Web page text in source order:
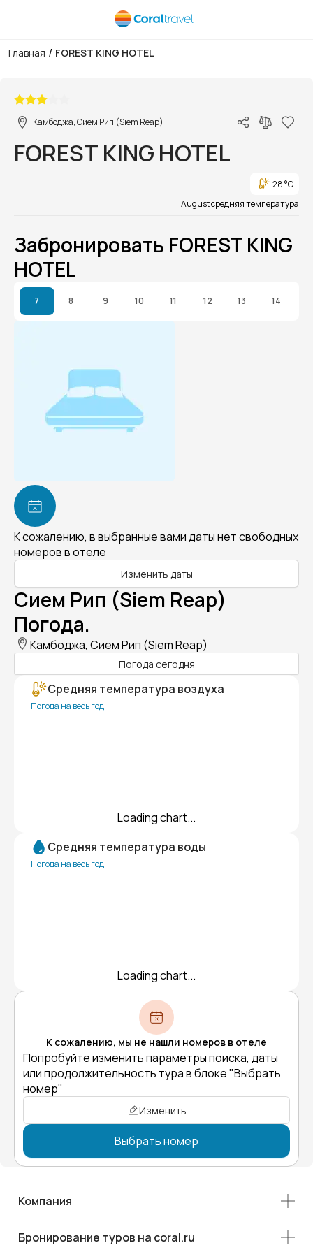
Главная / FOREST KING HOTEL
Камбоджа, Сием Рип (Siem Reap)
FOREST KING HOTEL
28 °C
August средняя температура
Забронировать FOREST KING
HOTEL
7 8 9 10 11 12 13 14
К сожалению, в выбранные вами даты нет свободных
номеров в отеле
Изменить даты
Сием Рип (Siem Reap)
Погода.
Камбоджа, Сием Рип (Siem Reap)
Погода сегодня
Средняя температура воздуха
Погода на весь год
Loading chart...
Средняя температура воды
Погода на весь год
Loading chart...
К сожалению, мы не нашли номеров в отеле
Попробуйте изменить параметры поиска, даты
или продолжительность тура в блоке "Выбрать
номер"
Изменить
Выбрать номер
Компания
Бронирование туров на coral.ru